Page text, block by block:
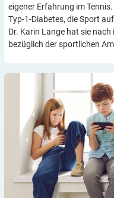
eigener Erfahrung im
Typ-1-Diabetes, die Sport
Dr. Karin Lange hat sie
bezüglich der sportlichen
Nachgefragt |
mehr für